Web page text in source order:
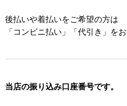
後払いや着払いをご希望の方は
「コンビニ払い」「代引き」を
当店の振り込み口座番号です。